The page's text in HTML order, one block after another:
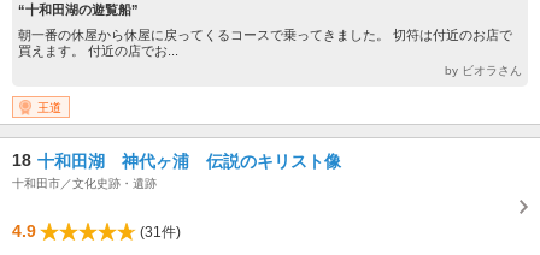
“十和田湖の遊覧船”
朝一番の休屋から休屋に戻ってくるコースで乗ってきました。 切符は付近のお店で
買えます。 付近の店でお...
by ビオラさん
王道
18 十和田湖 神代ヶ浦 伝説のキリスト像
十和田市／文化史跡・遺跡
4.9
(31件)